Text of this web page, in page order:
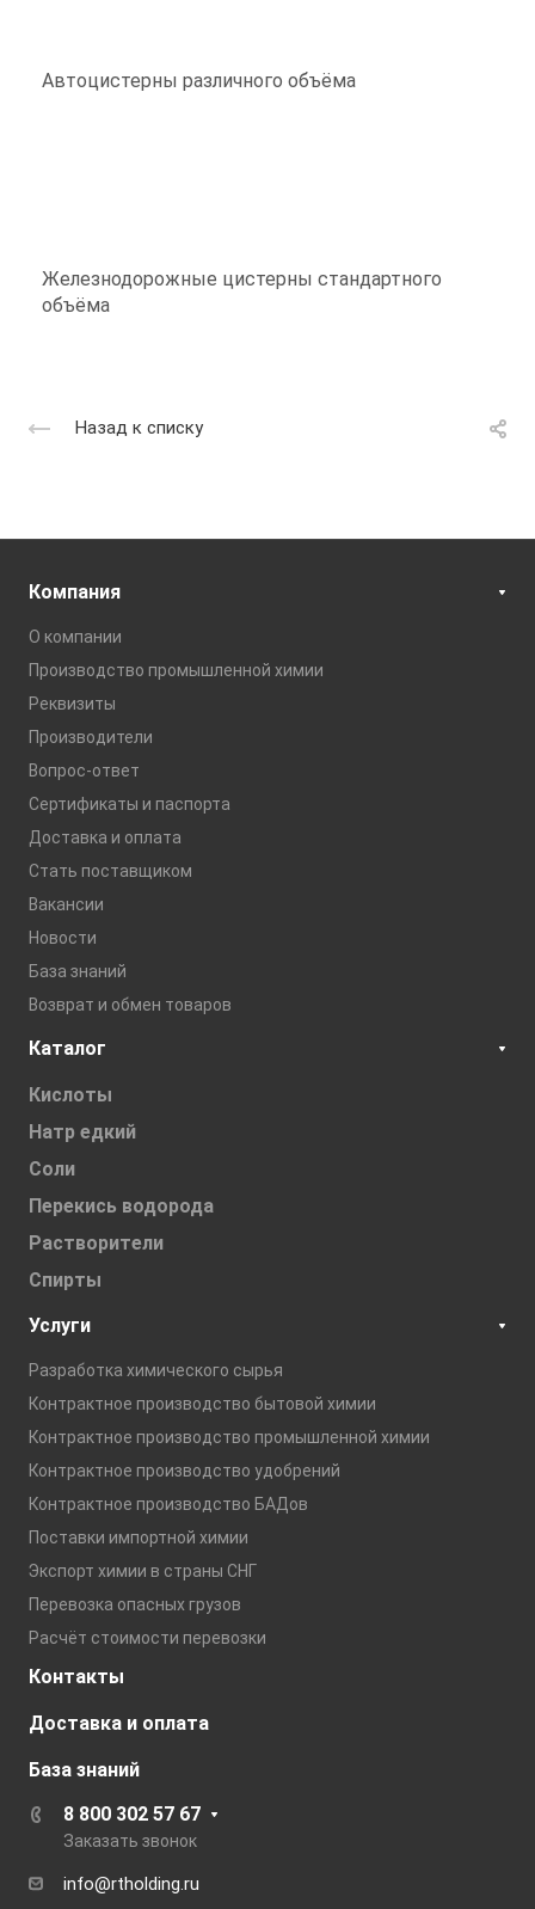
Автоцистерны различного объёма
Железнодорожные цистерны стандартного
объёма
Назад к списку
Компания
О компании
Производство промышленной химии
Реквизиты
Производители
Вопрос-ответ
Сертификаты и паспорта
Доставка и оплата
Стать поставщиком
Вакансии
Новости
База знаний
Возврат и обмен товаров
Каталог
Кислоты
Натр едкий
Соли
Перекись водорода
Растворители
Спирты
Услуги
Разработка химического сырья
Контрактное производство бытовой химии
Контрактное производство промышленной химии
Контрактное производство удобрений
Контрактное производство БАДов
Поставки импортной химии
Экспорт химии в страны СНГ
Перевозка опасных грузов
Расчёт стоимости перевозки
Контакты
Доставка и оплата
База знаний
8 800 302 57 67
Заказать звонок
info@rtholding.ru